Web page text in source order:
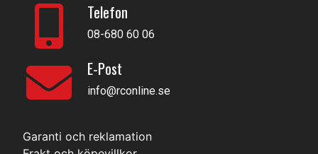
Telefon
08-680 60 06
E-Post
info@rconline.se
Garanti och reklamation